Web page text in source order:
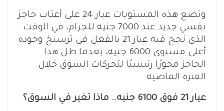
وتضع هذه المستويات عيار 24 على أعتاب حاجز
نفسي جديد عند 7000 جنيه للجرام، في الوقت
الذي نجح فيه عيار 21 بالفعل في ترسيخ وجوده
أعلى مستوى 6000 جنيه، بعدما ظل هذا
الحاجز محورًا رئيسيًا لتحركات السوق خلال
الفترة الماضية.
عيار 21 فوق 6100 جنيه.. ماذا تغير في السوق؟